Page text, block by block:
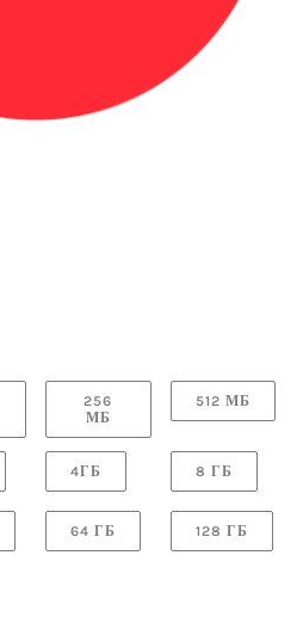
256
МБ
512 МБ
4ГБ 8 ГБ
64 ГБ 128 ГБ